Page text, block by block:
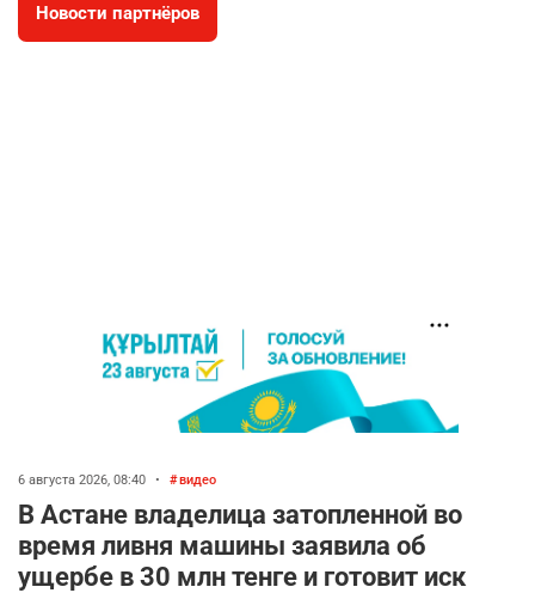
🇫🇷 Клуб ПСЖ объявил об открытии своей
футбольной академии в Астане
🐏 Скота больше, а мясо дороже. Почему в
Казахстане продолжают расти цены на
баранину и конину
8
🏠 Оправданному пастуху из Актобе подарили
квартиру
2302 7 71
Новости партнёров
6 августа 2026, 08:40 • видео
В Астане владелица затопленной во
время ливня машины заявила об
ущербе в 30 млн тенге и готовит иск